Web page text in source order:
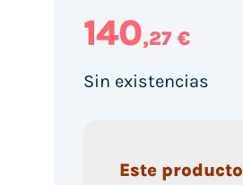
140,27 €
Sin existencias
Este producto